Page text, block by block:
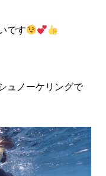
です
ュノーケリングで